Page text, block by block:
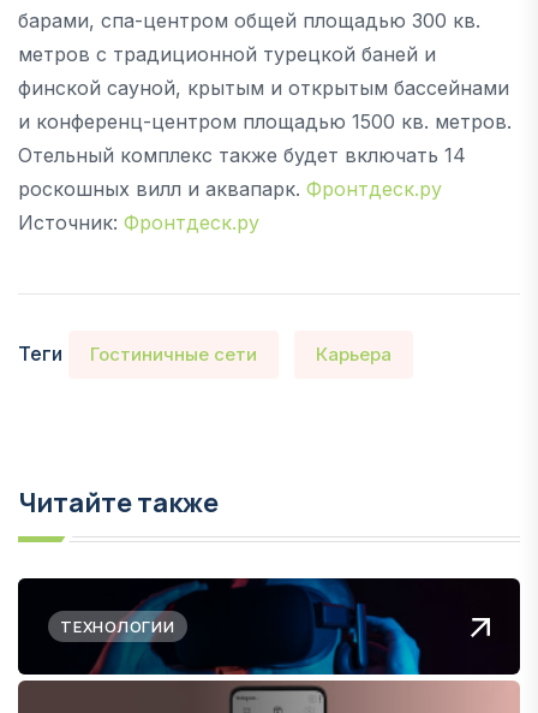
барами, спа-центром общей площадью 300 кв.
метров с традиционной турецкой баней и
финской сауной, крытым и открытым бассейнами
и конференц-центром площадью 1500 кв. метров.
Отельный комплекс также будет включать 14
роскошных вилл и аквапарк. Фронтдеск.ру
Источник: Фронтдеск.ру
Теги Гостиничные сети Карьера
Читайте также
ТЕХНОЛОГИИ